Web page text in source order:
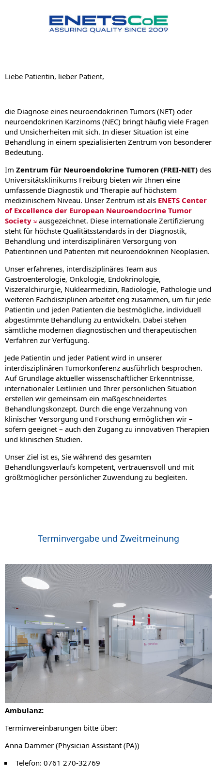
Prostatakrebs
Schilddrüsenkarzinom / Endokrine Tumoren
Sarkome
Liebe Patientin, lieber Patient,
die Diagnose eines neuroendokrinen Tumors (NET) oder
neuroendokrinen Karzinoms (NEC) bringt häufig viele Fragen
und Unsicherheiten mit sich. In dieser Situation ist eine
Behandlung in einem spezialisierten Zentrum von besonderer
Bedeutung.
Im Zentrum für Neuroendokrine Tumoren (FREI-NET) des
Universitätsklinikums Freiburg bieten wir Ihnen eine
umfassende Diagnostik und Therapie auf höchstem
medizinischem Niveau. Unser Zentrum ist als ENETS Center
of Excellence der European Neuroendocrine Tumor
Society
ausgezeichnet. Diese internationale Zertifizierung
steht für höchste Qualitätsstandards in der Diagnostik,
Behandlung und interdisziplinären Versorgung von
Patientinnen und Patienten mit neuroendokrinen Neoplasien.
Unser erfahrenes, interdisziplinäres Team aus
Gastroenterologie, Onkologie, Endokrinologie,
Viszeralchirurgie, Nuklearmedizin, Radiologie, Pathologie und
weiteren Fachdisziplinen arbeitet eng zusammen, um für jede
Patientin und jeden Patienten die bestmögliche, individuell
abgestimmte Behandlung zu entwickeln. Dabei stehen
sämtliche modernen diagnostischen und therapeutischen
Verfahren zur Verfügung.
Jede Patientin und jeder Patient wird in unserer
interdisziplinären Tumorkonferenz ausführlich besprochen.
Auf Grundlage aktueller wissenschaftlicher Erkenntnisse,
internationaler Leitlinien und Ihrer persönlichen Situation
erstellen wir gemeinsam ein maßgeschneidertes
Behandlungskonzept. Durch die enge Verzahnung von
klinischer Versorgung und Forschung ermöglichen wir –
sofern geeignet – auch den Zugang zu innovativen Therapien
und klinischen Studien.
Unser Ziel ist es, Sie während des gesamten
Behandlungsverlaufs kompetent, vertrauensvoll und mit
größtmöglicher persönlicher Zuwendung zu begleiten.
Terminvergabe und Zweitmeinung
Ambulanz:
Terminvereinbarungen bitte über:
Anna Dammer (Physician Assistant (PA))
Telefon: 0761 270-32769